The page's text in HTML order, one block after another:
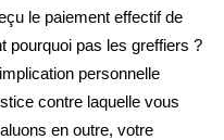
le paiement effectif de
pourquoi pas les greffiers ?
personnelle
contre laquelle vous
en outre, votre